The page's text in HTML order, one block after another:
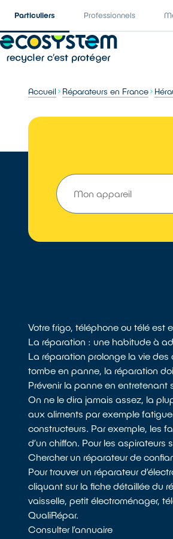
Particuliers Professionnels
Accueil Réparateurs en France
Votre frigo, téléphone ou télé est
La réparation : une habitude à
La réparation prolonge la vie des
tombe en panne, la réparation
Prévenir la panne en entretenant
On ne le dira jamais assez, la
aux aliments par exemple
constructeurs. Par exemple, les
d’un chiffon. Pour les
Chercher un réparateur de
Pour trouver un réparateur
cliquant sur la fiche détaillée du
vaisselle, petit électroménager,
QualiRépar.
Consulter l’annuaire